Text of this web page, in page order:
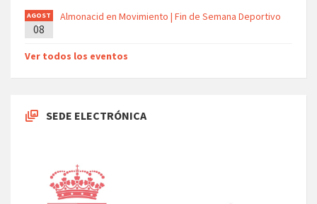
AGOST
O
08
Almonacid en Movimiento | Fin de Semana Deportivo
Ver todos los eventos
SEDE ELECTRÓNICA